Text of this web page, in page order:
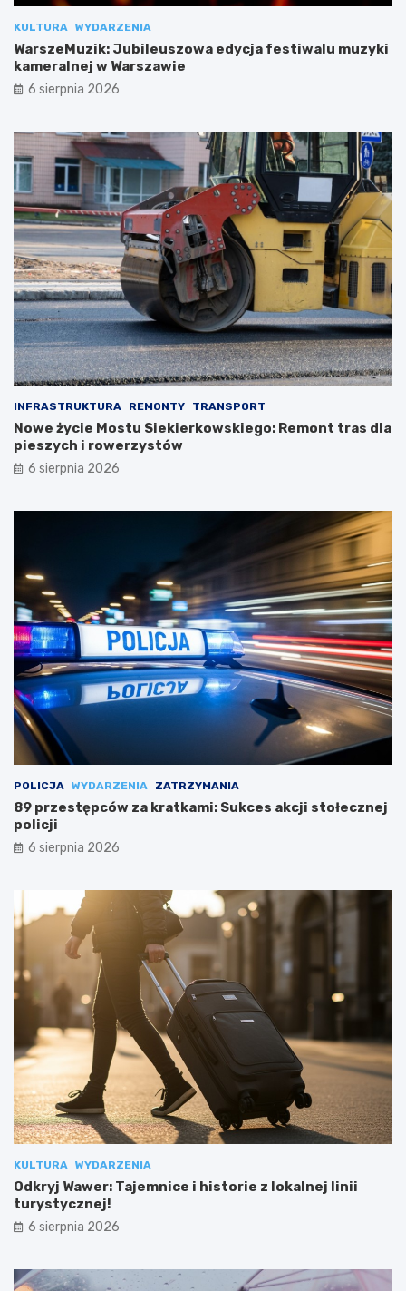
KULTURA WYDARZENIA
WarszeMuzik: Jubileuszowa edycja festiwalu muzyki
kameralnej w Warszawie
6 sierpnia 2026
INFRASTRUKTURA REMONTY TRANSPORT
Nowe życie Mostu Siekierkowskiego: Remont tras dla
pieszych i rowerzystów
6 sierpnia 2026
POLICJA WYDARZENIA ZATRZYMANIA
89 przestępców za kratkami: Sukces akcji stołecznej
policji
6 sierpnia 2026
KULTURA WYDARZENIA
Odkryj Wawer: Tajemnice i historie z lokalnej linii
turystycznej!
6 sierpnia 2026